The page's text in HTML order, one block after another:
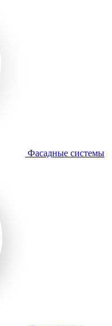
Фасадные системы